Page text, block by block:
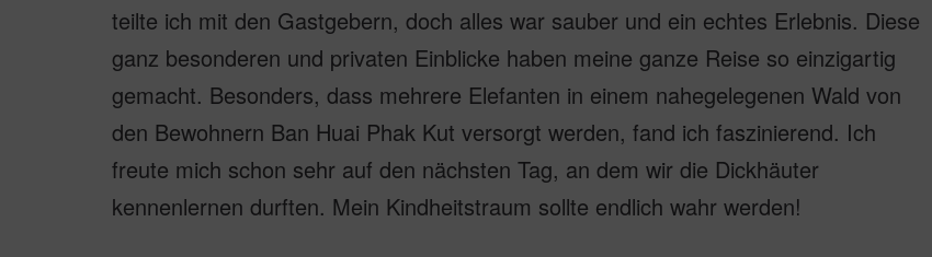
teilte ich mit den Gastgebern, doch alles war sauber und ein echtes Erlebnis. Diese
ganz besonderen und privaten Einblicke haben meine ganze Reise so einzigartig
gemacht. Besonders, dass mehrere Elefanten in einem nahegelegenen Wald von
den Bewohnern Ban Huai Phak Kut versorgt werden, fand ich faszinierend. Ich
freute mich schon sehr auf den nächsten Tag, an dem wir die Dickhäuter
kennenlernen durften. Mein Kindheitstraum sollte endlich wahr werden!